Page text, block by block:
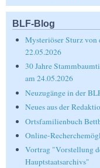
BLF-Blog
Mysteriöser Sturz von
22.05.2026
30 Jahre
am 24.05.2026
Neuzugänge in der
Neues aus der
Ortsfamilienbuch
Online-
Vortrag "Vorstellung
Hauptstaatsarchivs"